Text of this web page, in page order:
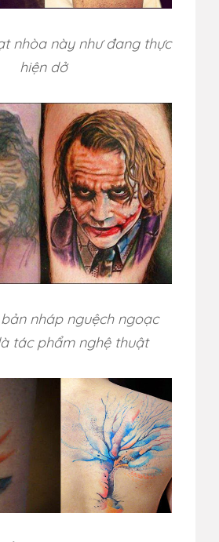
nhòa này như đang thực
hiện dở
nháp nguệch ngoạc
tác phẩm nghệ thuật